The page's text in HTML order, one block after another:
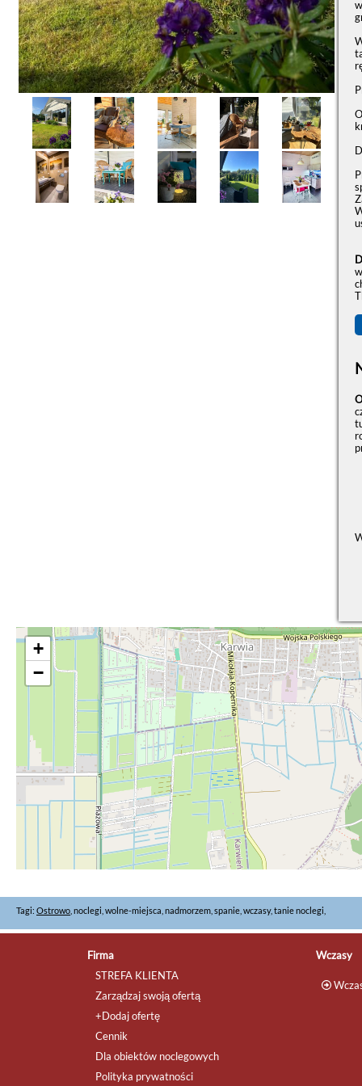
+
−
Tagi: Ostrowo , noclegi, wolne-miejsca, nadmorzem, spanie, wczasy, tanie noclegi,
Firma
STREFA KLIENTA
Zarządzaj swoją ofertą
+Dodaj ofertę
Cennik
Dla obiektów noclegowych
Polityka prywatności
Wczasy